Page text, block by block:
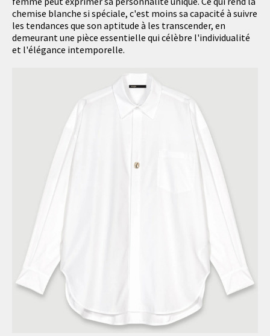
chemise blanche si spéciale, c'est moins sa capacité à suivre
les tendances que son aptitude à les transcender, en
demeurant une pièce essentielle qui célèbre l'individualité
et l'élégance intemporelle.